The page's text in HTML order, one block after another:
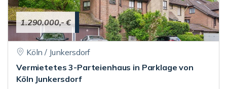
1.290.000,- €
Köln / Junkersdorf
Vermietetes 3-Parteienhaus in Parklage von
Köln Junkersdorf